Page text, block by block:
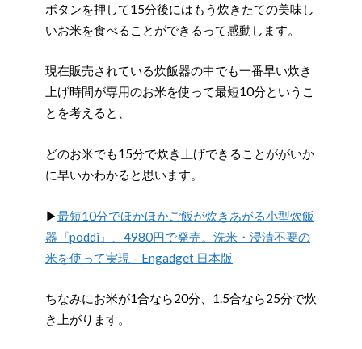
ボタンを押して15分後にはもう炊きたての美味し
いお米を食べることができるって感動します。
現在販売されている炊飯器の中でも一番早い炊き
上げ時間が専用のお米を使って最短10分というこ
とを考えると、
どのお米でも15分で炊き上げできることががいか
に早いかわかると思います。
▶︎最短10分でほかほかご飯が炊きあがる小型炊飯
器『poddi』、4980円で発売。洗米・浸漬不要の
米を使って実現 – Engadget 日本版
ちなみにお米が1合なら20分、1.5合なら25分で炊
き上がります。